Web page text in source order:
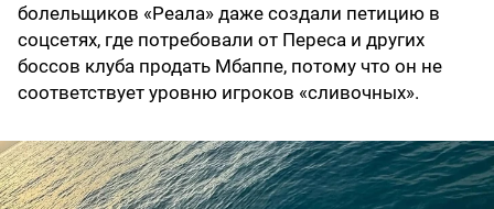
болельщиков «Реала» даже создали петицию в
соцсетях, где потребовали от Переса и других
боссов клуба продать Мбаппе, потому что он не
соответствует уровню игроков «сливочных».